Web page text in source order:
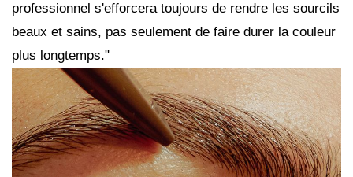
professionnel s'efforcera toujours de rendre les sourcils
beaux et sains, pas seulement de faire durer la couleur
plus longtemps."